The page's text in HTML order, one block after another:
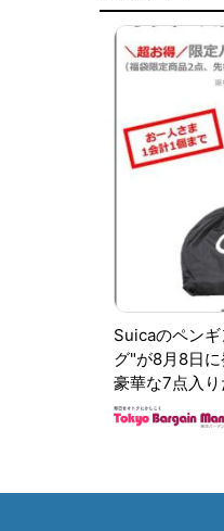
Suicaのペン
グ"が8月8日
豪華な7点入り